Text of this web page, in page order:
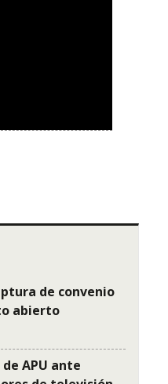
de convenio
abierto
APU ante